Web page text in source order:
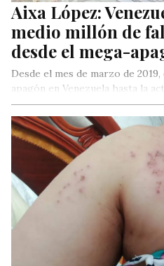
Aixa López:
medio millón de
desde el mega-
Desde el mes de marzo de
apagón en Venezuela hasta la
contabiliza 442.850…